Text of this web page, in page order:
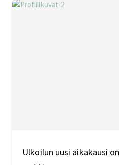
Ulkoilun uusi aikakausi